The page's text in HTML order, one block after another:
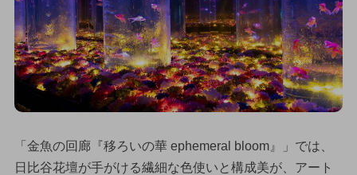
「金魚の回廊『移ろいの華 ephemeral bloom』」では、
日比谷花壇が手がける繊細な色使いと構成美が、アート